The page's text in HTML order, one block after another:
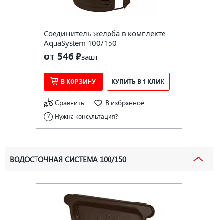
Соединитель желоба в комплекте
AquaSystem 100/150
от 546 ₽зашт
В КОРЗИНУ КУПИТЬ В 1 КЛИК
Сравнить В избранное
Нужна консультация?
ВОДОСТОЧНАЯ СИСТЕМА 100/150